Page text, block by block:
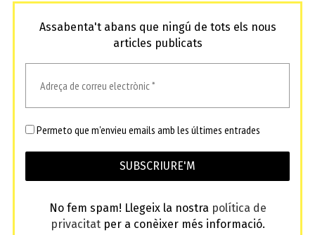
Assabenta't abans que ningú de tots els nous
articles publicats
Permeto que m'envieu emails amb les últimes entrades
No fem spam! Llegeix la nostra política de
privacitatper a conèixer més informació.